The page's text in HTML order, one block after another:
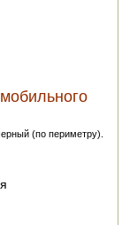
(по периметру).